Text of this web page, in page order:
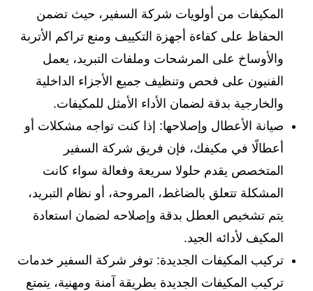
المكيفات من أولويات شركة السفير، حيث تضمن
الحفاظ على كفاءة أجهزة التكييف ومنع تراكم الأتربة
والأوساخ على المرشحات وملفات التبريد، يعمل
الفنيون على فحص وتنظيف جميع الأجزاء الداخلية
والخارجية بدقة لضمان الأداء الأمثل للمكيفات.
صيانة الأعطال وإصلاحها: إذا كنت تواجه مشكلات أو
أعطالًا في مكيفك، فإن فريق شركة السفير
المتخصص يقدم حلولا سريعة وفعالة سواء كانت
المشكلة تتعلق بالضاغط، المروحة، أو نظام التبريد،
يتم تشخيص العطل بدقة وإصلاحه لضمان استعادة
المكيف لأدائه الجيد.
تركيب المكيفات الجديدة: توفر شركة السفير خدمات
تركيب المكيفات الجديدة بطريقة آمنة ومهنية، يتمتع